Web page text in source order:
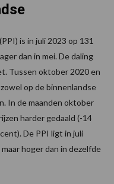
is in juli 2023 op 131
dan in mei. De daling
Tussen oktober 2020 en
op de binnenlandse
In de maanden oktober
harder gedaald (-14
De PPI ligt in juli
hoger dan in dezelfde